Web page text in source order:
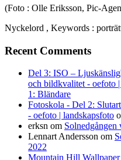
(Foto : Olle Eriksson, Pic-
Nyckelord , Keywords :
Recent Comments
Del 3: ISO –
och bildkvalitet - oefoto
1: Bländare
Fotoskola - Del 2:
- oefoto | landskapsfoto
erksn om
Lennart Andersson om
2022
Mountain Hill